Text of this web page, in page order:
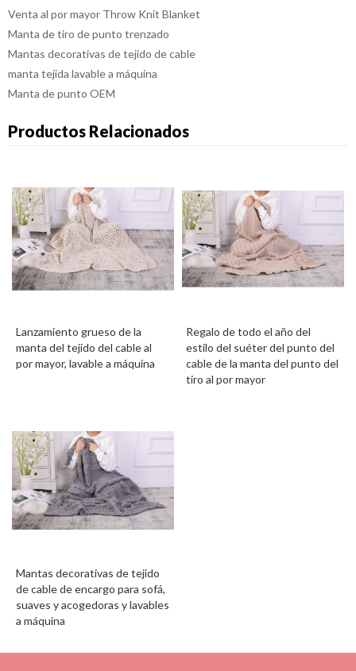
Venta al por mayor Throw Knit Blanket
Manta de tiro de punto trenzado
Mantas decorativas de tejido de cable
manta tejida lavable a máquina
Manta de punto OEM
Productos Relacionados
Lanzamiento grueso de la
manta del tejido del cable al
por mayor, lavable a máquina
Regalo de todo el año del
estilo del suéter del punto del
cable de la manta del punto del
tiro al por mayor
Mantas decorativas de tejido
de cable de encargo para sofá,
suaves y acogedoras y lavables
a máquina